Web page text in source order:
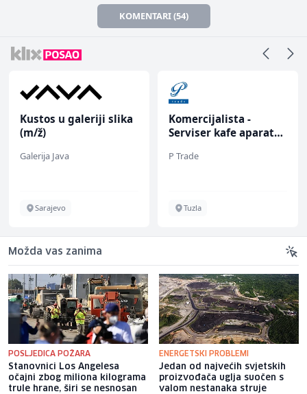
KOMENTARI (54)
Kustos u galeriji slika
(m/ž)
Galerija Java
Sarajevo
Komercijalista -
Serviser kafe aparata
P Trade
Tuzla
Možda vas zanima
POSLJEDICA POŽARA
Stanovnici Los Angelesa
očajni zbog miliona kilograma
trule hrane, širi se nesnosan
ENERGETSKI PROBLEMI
Jedan od najvećih svjetskih
proizvođača uglja suočen s
valom nestanaka struje